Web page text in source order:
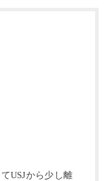
USJから少し離